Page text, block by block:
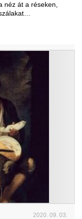
néz át a réseken,
2020. 09. 03.